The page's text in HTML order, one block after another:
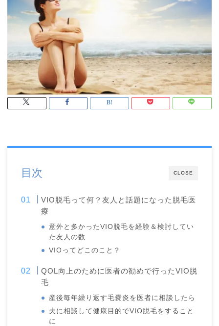
CLOSE
目次
VIO脱毛って何？友人と話題になった脱毛医
療
意外と多かったVIO脱毛を経験＆検討してい
た友人の数
VIOってどこのこと？
QOL向上のために医者の勧めで行ったVIO脱
毛
産後毎年繰り返す毛嚢炎を医者に相談したら
夫に相談して健康目的でVIO脱毛をすること
に